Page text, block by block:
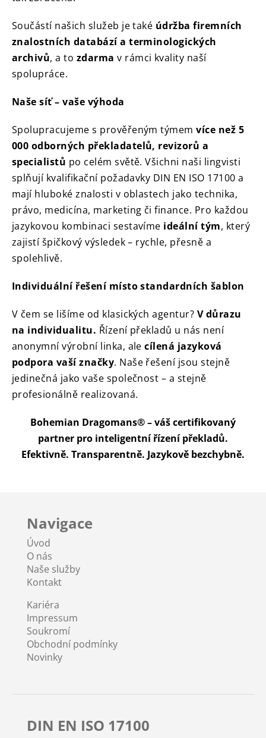
Součástí našich služeb je také údržba firemních
znalostních databází a terminologických
archivů, a to zdarma v rámci kvality naší
spolupráce.
Naše síť – vaše výhoda
Spolupracujeme s prověřeným týmemvíce než 5
000 odborných překladatelů, revizorů a
specialistů po celém světě. Všichni naši lingvisti
splňují kvalifikační požadavky DIN EN ISO 17100 a
mají hluboké znalosti v oblastech jako technika,
právo, medicína, marketing či finance. Pro každou
jazykovou kombinaci sestavíme ideální tým, který
zajistí špičkový výsledek – rychle, přesně a
spolehlivě.
Individuální řešení místo standardních šablon
V čem se lišíme od klasických agentur? V důrazu
na individualitu. Řízení překladů u nás není
anonymní výrobní linka, alecílená jazyková
podpora vaší značky. Naše řešení jsou stejně
jedinečná jako vaše společnost – a stejně
profesionálně realizovaná.
Bohemian Dragomans® – váš certifikovaný
partner pro inteligentní řízení překladů.
Efektivně. Transparentně. Jazykově bezchybně.
Navigace
Úvod
O nás
Naše služby
Kontakt
Kariéra
Impressum
Soukromí
Obchodní podmínky
Novinky
DIN EN ISO 17100